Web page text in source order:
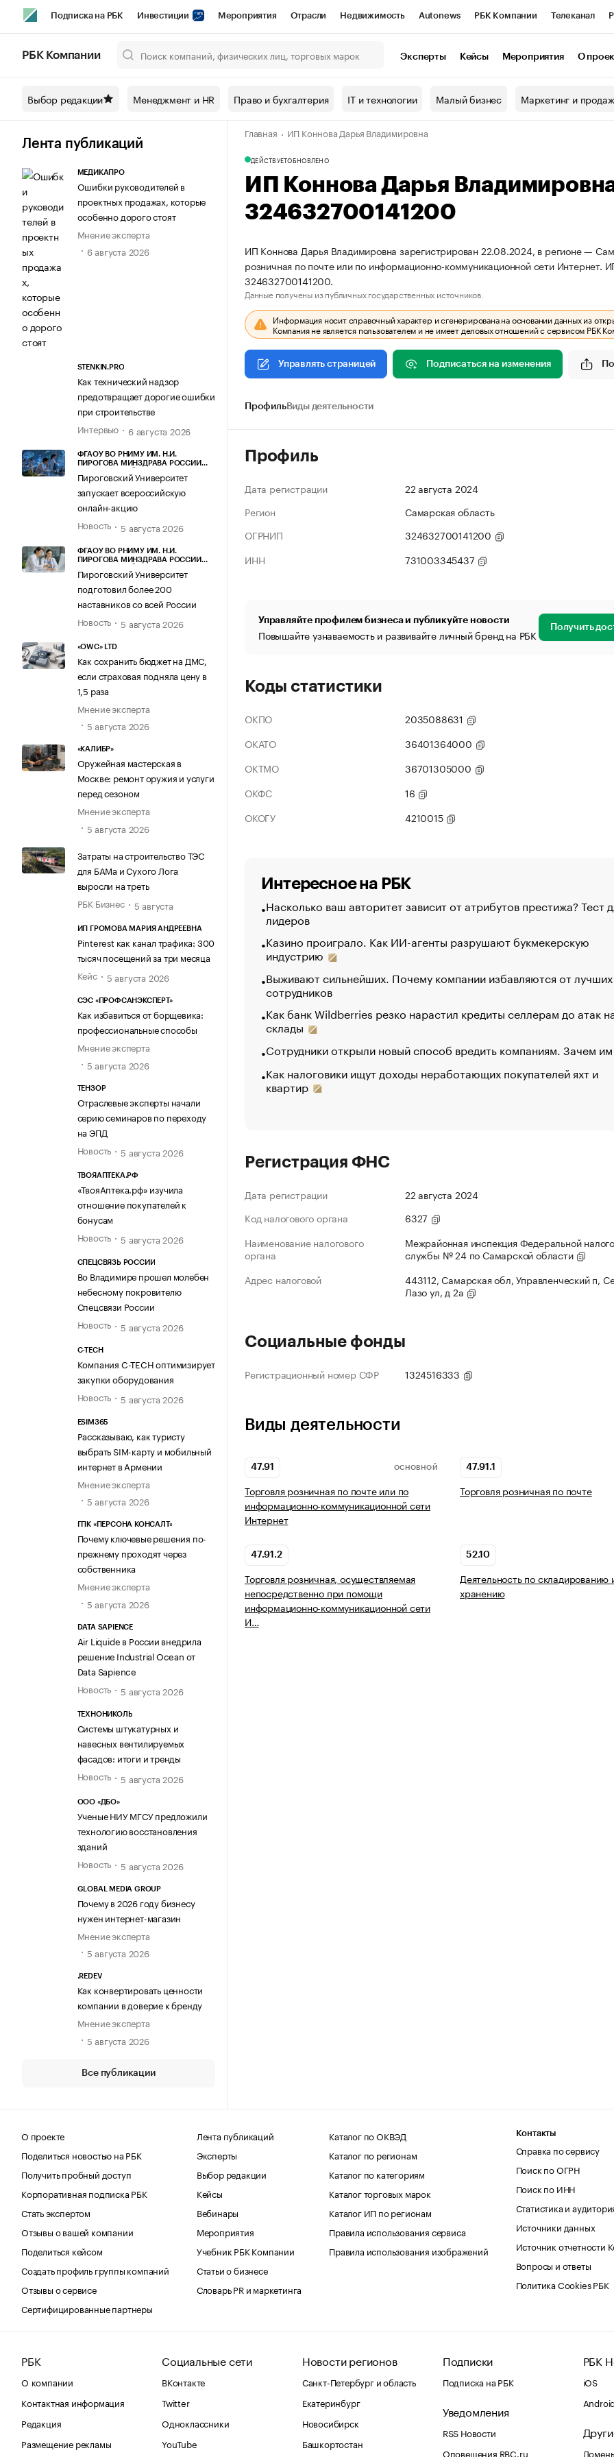
Подписка на РБК Инвестиции Мероприятия Отрасли Недвижимость Autonews РБК Компании Телеканал
Спецпроекты СПб Конференции СПб Спецпроекты Проверка контрагентов
Технологии и медиа Рынок наличной валюты
РБК Компании Эксперты Кейсы Мероприятия О
Выбор редакции Менеджмент и HR Право и бухгалтерия IT и технологии Малый бизнес Маркетинг и
Лента публикаций
МЕДИКАПРО
Ошибки руководителей в
проектных продажах, которые
особенно дорого стоят
Мнение эксперта
6 августа 2026
STENKIN.PRO
Как технический надзор
предотвращает дорогие ошибки
при строительстве
Интервью
6 августа 2026
ФГАОУ ВО РНИМУ ИМ. Н.И.
ПИРОГОВА МИНЗДРАВА РОССИИ
Пироговский Университет
запускает всероссийскую
онлайн-акцию
Новость
5 августа 2026
ФГАОУ ВО РНИМУ ИМ. Н.И.
ПИРОГОВА МИНЗДРАВА РОССИИ
Пироговский Университет
подготовил более 200
наставников со всей России
Новость
5 августа 2026
«OWC» LTD
Как сохранить бюджет на ДМС,
если страховая подняла цену в
1,5 раза
Мнение эксперта
5 августа 2026
«КАЛИБР»
Оружейная мастерская в
Москве: ремонт оружия и услуги
перед сезоном
Мнение эксперта
5 августа 2026
Затраты на строительство ТЭС
для БАМа и Сухого Лога
выросли на треть
РБК Бизнес
5 августа
ИП ГРОМОВА МАРИЯ АНДРЕЕВНА
Pinterest как канал трафика: 300
тысяч посещений за три месяца
Кейс
5 августа 2026
СЭС «ПРОФСАНЭКСПЕРТ»
Как избавиться от борщевика:
профессиональные способы
Мнение эксперта
5 августа 2026
ТЕНЗОР
Отраслевые эксперты начали
серию семинаров по переходу
на ЭПД
Новость
5 августа 2026
ТВОЯАПТЕКА.РФ
«ТвояАптека.рф» изучила
отношение покупателей к
бонусам
Новость
5 августа 2026
СПЕЦСВЯЗЬ РОССИИ
Во Владимире прошел молебен
небесному покровителю
Спецсвязи России
Новость
5 августа 2026
C-TECH
Компания C-TECH оптимизирует
закупки оборудования
Новость
5 августа 2026
ESIM365
Рассказываю, как туристу
выбрать SIM-карту и мобильный
интернет в Армении
Мнение эксперта
5 августа 2026
ГПК «ПЕРСОНА КОНСАЛТ»
Почему ключевые решения по-
прежнему проходят через
собственника
Мнение эксперта
5 августа 2026
DATA SAPIENCE
Air Liquide в России внедрила
решение Industrial Ocean от
Data Sapience
Новость
5 августа 2026
ТЕХНОНИКОЛЬ
Системы штукатурных и
навесных вентилируемых
фасадов: итоги и тренды
Новость
5 августа 2026
ООО «ДБО»
Ученые НИУ МГСУ предложили
технологию восстановления
зданий
Новость
5 августа 2026
GLOBAL MEDIA GROUP
Почему в 2026 году бизнесу
нужен интернет-магазин
Мнение эксперта
5 августа 2026
.REDEV
Как конвертировать ценности
компании в доверие к бренду
Мнение эксперта
5 августа 2026
Все публикации
Главная ИП Коннова Дарья Владимировна
ДЕЙСТВУЕТОБНОВЛЕНО
ИП Коннова Дарья
324632700141200
ИП Коннова Дарья Владимировна зарегистрирован 22.08.2024, в регионе —
розничная по почте или по информационно-коммуникационной сети
324632700141200.
Данные получены из публичных государственных источников.
Информация носит справочный характер и сгенерирована на основании данных из
Компания не является пользователем и не имеет деловых отношений с сервисом РБК
Управлять страницей Подписаться на изменения
ПрофильВиды деятельности
Профиль
Дата регистрации
22 августа 2024
Регион
Самарская область
ОГРНИП
324632700141200
ИНН
731003345437
Управляйте профилем бизнеса и публикуйте новости
Повышайте узнаваемость и развивайте личный бренд на РБК Получить
Коды статистики
ОКПО
2035088631
ОКАТО
36401364000
ОКТМО
36701305000
ОКФС
16
ОКОГУ
4210015
Интересное на РБК
Насколько ваш авторитет зависит от атрибутов престижа? Тест
лидеров
Казино проиграло. Как ИИ-агенты разрушают букмекерскую
индустрию
Выживают сильнейших. Почему компании избавляются от лучших
сотрудников
Как банк Wildberries резко нарастил кредиты селлерам до атак
склады
Сотрудники открыли новый способ вредить компаниям. Зачем
Как налоговики ищут доходы неработающих покупателей яхт и
квартир
Регистрация ФНС
Дата регистрации
22 августа 2024
Код налогового органа
6327
Наименование налогового
органа
Межрайонная инспекция Федеральной
службы № 24 по Самарской области
Адрес налоговой
443112, Самарская обл, Управленческий п,
Лазо ул, д 2а
Социальные фонды
Регистрационный номер СФР 1324516333
Виды деятельности
47.91 ОСНОВНОЙ
Торговля розничная по почте или по
информационно-коммуникационной сети
Интернет
47.91.1
Торговля розничная по почте
47.91.2
Торговля розничная, осуществляемая
непосредственно при помощи
информационно-коммуникационной сети
И…
52.10
Деятельность по складированию
хранению
О проекте
Поделиться новостью на РБК
Получить пробный доступ
Корпоративная подписка РБК
Стать экспертом
Отзывы о вашей компании
Поделиться кейсом
Создать профиль группы компаний
Отзывы о сервисе
Сертифицированные партнеры
Лента публикаций
Эксперты
Выбор редакции
Кейсы
Вебинары
Мероприятия
Учебник РБК Компании
Статьи о бизнесе
Словарь PR и маркетинга
Каталог по ОКВЭД
Каталог по регионам
Каталог по категориям
Каталог торговых марок
Каталог ИП по регионам
Правила использования сервиса
Правила использования изображений
Контакты
Справка по сервису
Поиск по ОГРН
Поиск по ИНН
Статистика и
Источники данных
Источник отчетности
Вопросы и ответы
Политика Cookies РБК
РБК
О компании
Контактная информация
Редакция
Размещение рекламы
Социальные сети
ВКонтакте
Twitter
Одноклассники
YouTube
Новости регионов
Санкт-Петербург и область
Екатеринбург
Новосибирск
Башкортостан
Подписки
Подписка на РБК
Уведомления
RSS Новости
Оповещения RBC.ru
РБК
iOS